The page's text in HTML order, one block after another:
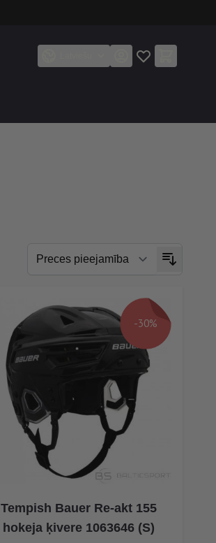
-30%
Tempish Bauer Re-akt 155
hokeja ķivere 1063646 (S)